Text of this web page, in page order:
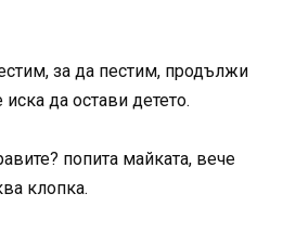
за да пестим, продължи
да остави детето.
попита майката, вече
клопка.